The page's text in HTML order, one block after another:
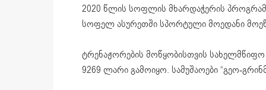
2020 წლის სოფლის მხარდაჭერის
სოფელ ასურეთში სპორტული მოედანი
ტრენაჟორების მოწყობისთვის
9269 ლარი გამოიყო. სამუშაოები “გეო-